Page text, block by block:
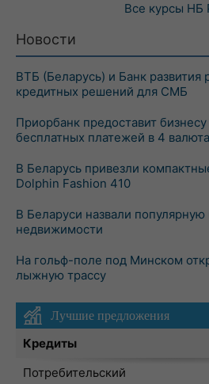
Все курсы НБ
Новости
ВТБ (Беларусь) и Банк развития
кредитных решений для СМБ
Приорбанк предоставит
бесплатных платежей в 4
В Беларусь привезли
Dolphin Fashion 410
В Беларуси назвали
недвижимости
На гольф-поле под Минском
лыжную трассу
Лучшие предложения
Кредиты
Потребительский